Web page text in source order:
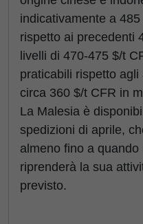
indicativamente a
rispetto ai precedenti
livelli di 470-475 $/t
praticabili rispetto
circa 360 $/t CFR in
La Malesia è
spedizioni di aprile,
almeno fino a quando
riprenderà la sua
previsto.